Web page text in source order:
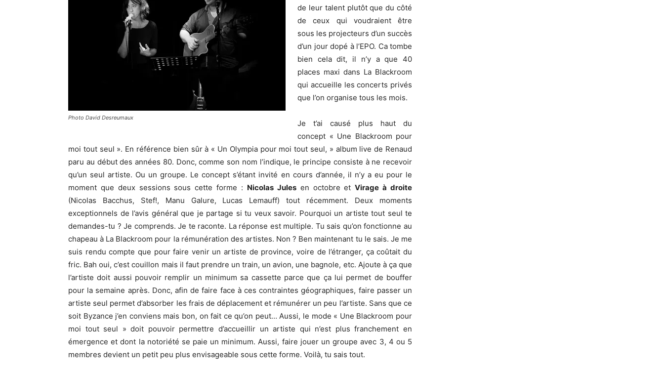
Photo David Desreumaux
de leur talent plutôt que du côté
de ceux qui voudraient être
sous les projecteurs d’un succès
d’un jour dopé à l’EPO. Ca tombe
bien cela dit, il n’y a que 40
places maxi dans La Blackroom
qui accueille les concerts privés
que l’on organise tous les mois.
Je t’ai causé plus haut du
concept « Une Blackroom pour
moi tout seul ». En référence bien sûr à « Un Olympia pour moi tout seul, » album live de Renaud
paru au début des années 80. Donc, comme son nom l’indique, le principe consiste à ne recevoir
qu’un seul artiste. Ou un groupe. Le concept s’étant invité en cours d’année, il n’y a eu pour le
moment que deux sessions sous cette forme : Nicolas Julesen octobre etVirage à droite
(Nicolas Bacchus, Stef!, Manu Galure, Lucas Lemauff) tout récemment. Deux moments
exceptionnels de l’avis général que je partage si tu veux savoir. Pourquoi un artiste tout seul te
demandes-tu ? Je comprends. Je te raconte. La réponse est multiple. Tu sais qu’on fonctionne au
chapeau à La Blackroom pour la rémunération des artistes. Non ? Ben maintenant tu le sais. Je me
suis rendu compte que pour faire venir un artiste de province, voire de l’étranger, ça coûtait du
fric. Bah oui, c’est couillon mais il faut prendre un train, un avion, une bagnole, etc. Ajoute à ça que
l’artiste doit aussi pouvoir remplir un minimum sa cassette parce que ça lui permet de bouffer
pour la semaine après. Donc, afin de faire face à ces contraintes géographiques, faire passer un
artiste seul permet d’absorber les frais de déplacement et rémunérer un peu l’artiste. Sans que ce
soit Byzance j’en conviens mais bon, on fait ce qu’on peut… Aussi, le mode « Une Blackroom pour
moi tout seul » doit pouvoir permettre d’accueillir un artiste qui n’est plus franchement en
émergence et dont la notoriété se paie un minimum. Aussi, faire jouer un groupe avec 3, 4 ou 5
membres devient un petit peu plus envisageable sous cette forme. Voilà, tu sais tout.